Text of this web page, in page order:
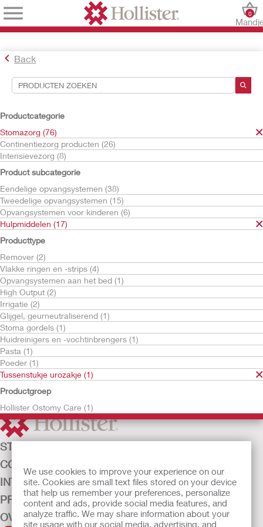
We use cookies to improve your experience on our
site. Cookies are small text files stored on your device
that help us remember your preferences, personalize
content and ads, provide social media features, and
analyze traffic. We may share information about your
site usage with our social media, advertising, and
0
Back
Productcategorie
Stomazorg (76)
Continentiezorg producten (26)
Intensievezorg (8)
Product subcategorie
Eendelige opvangsystemen (38)
Tweedelige opvangsystemen (15)
Opvangsystemen voor kinderen (6)
Hulpmiddelen (17)
Producttype
Remover (2)
Vlakke ringen en ‑strips (4)
Opvangsystemen aan het bed (1)
High Output (2)
Irrigatie (2)
Glijgel, geurneutraliserend (1)
Stoma gordels (1)
Huidreinigers en ‑vochtinbrengers (1)
Pasta (1)
Poeder (1)
Tussenstukje urozakje (1)
Productgroep
Hollister Ostomy Care (1)
Hulpmiddelen voor zoekopdrachten
Uw selecties:
Stomazorg
Hulpmiddelen
Tussenstukje urozakje
Uw selectie komt overeen met
Sorteren op:
Probeer kosteloos
Tussenstukje urozak
STOMAZORG
CONTINENTIEZORG
INTENSIEVE ZORG
PRODUCTEN
OVER ONS